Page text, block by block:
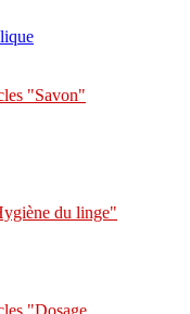
"Savon"
du linge"
"Dosage